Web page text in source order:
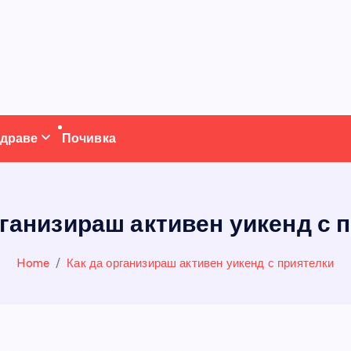
Почивка
активен уикенд с
Home Как да организираш активен уикенд с приятелки